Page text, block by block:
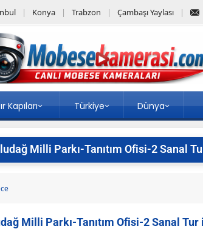
Konya Trabzon Çambaşı Yaylası
Kapıları Türkiye Dünya
Milli Parkı-Tanıtım Ofisi-2 Sanal
Milli Parkı-Tanıtım Ofisi-2 Sanal Tur